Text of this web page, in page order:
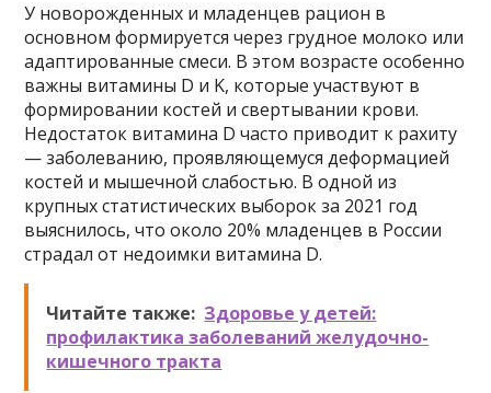
У новорожденных и младенцев рацион в
основном формируется через грудное молоко или
адаптированные смеси. В этом возрасте особенно
важны витамины D и K, которые участвуют в
формировании костей и свертывании крови.
Недостаток витамина D часто приводит к рахиту
— заболеванию, проявляющемуся деформацией
костей и мышечной слабостью. В одной из
крупных статистических выборок за 2021 год
выяснилось, что около 20% младенцев в России
страдал от недоимки витамина D.
Читайте также: Здоровье у детей:
профилактика заболеваний желудочно-
кишечного тракта